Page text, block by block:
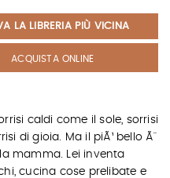
LA LIBRERIA PIÙ VICINA
ACQUISTA ONLINE
caldi come il sole, sorrisi
di gioia. Ma il piÃ¹ bello Ã¨
mamma. Lei inventa
cucina cose prelibate e